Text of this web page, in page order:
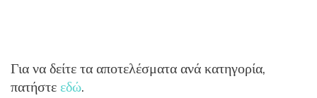
Για να δείτε τα αποτελέσματα ανά κατηγορία,
πατήστεεδώ.